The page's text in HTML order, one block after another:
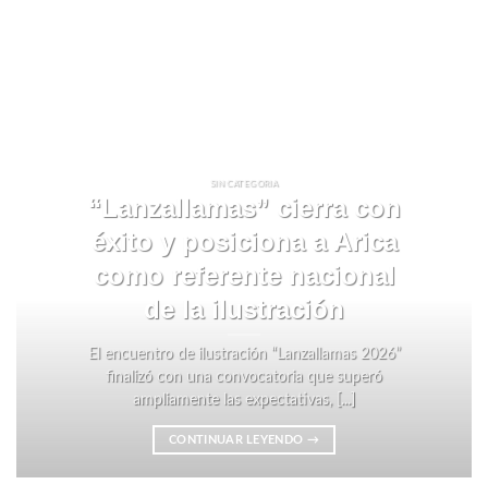
SIN CATEGORIA
“Lanzallamas” cierra con
éxito y posiciona a Arica
como referente nacional
de la ilustración
El encuentro de ilustración “Lanzallamas 2026”
finalizó con una convocatoria que superó
ampliamente las expectativas, [...]
CONTINUAR LEYENDO →